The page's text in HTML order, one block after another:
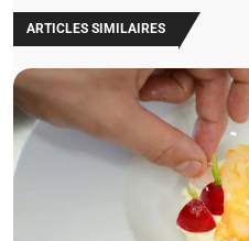
ARTICLES SIMILAIRES